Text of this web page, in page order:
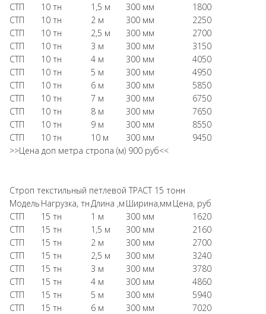
СТП
10 тн 1,5 м 300 мм
1800
СТП
10 тн 2 м 300 мм
2250
СТП
10 тн 2,5 м 300 мм
2700
СТП
10 тн 3 м 300 мм
3150
СТП
10 тн 4 м 300 мм
4050
СТП
10 тн 5 м 300 мм
4950
СТП
10 тн 6 м 300 мм
5850
СТП
10 тн 7 м 300 мм
6750
СТП
10 тн 8 м 300 мм
7650
СТП
10 тн 9 м 300 мм
8550
СТП
10 тн 10 м 300 мм
9450
>>Цена доп метра стропа (м) 900 руб<<
Строп текстильный петлевой ТРАСТ 15 тонн
Модель Нагрузка, тнДлина ,м Ширина,мм Цена, руб
СТП
15 тн 1 м 300 мм
1620
СТП
15 тн 1,5 м 300 мм
2160
СТП
15 тн 2 м 300 мм
2700
СТП
15 тн 2,5 м 300 мм
3240
СТП
15 тн 3 м 300 мм
3780
СТП
15 тн 4 м 300 мм
4860
СТП
15 тн 5 м 300 мм
5940
СТП
15 тн 6 м 300 мм
7020